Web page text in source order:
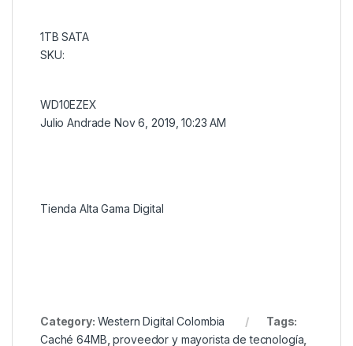
1TB SATA
SKU:
WD10EZEX
Julio AndradeNov 6, 2019, 10:23 AM
Tienda Alta Gama Digital
Category: Western Digital Colombia
Tags:
Caché 64MB ,proveedor y mayorista de tecnología